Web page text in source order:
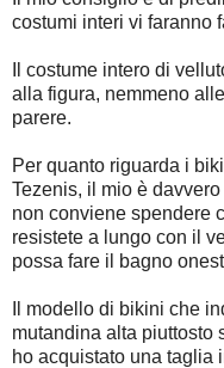
costumi interi vi faranno
Il costume intero di
alla figura, nemmeno
parere.
Per quanto riguarda i
Tezenis, il mio è
non conviene spendere
resistete a lungo con il
possa fare il bagno
Il modello di bikini che
mutandina alta piuttosto
ho acquistato una taglia